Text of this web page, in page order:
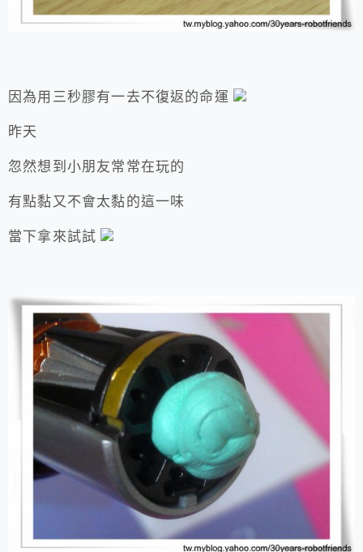
因為用三秒膠有一去不復返的命運
昨天
忽然想到小朋友常常在玩的
有點黏又不會太黏的這一味
當下拿來試試